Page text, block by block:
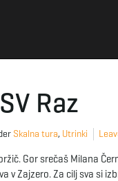
Raz
Skalna tura, Utrinki
Gor srečaš Milana
v Zajzero. Za cilj sva si